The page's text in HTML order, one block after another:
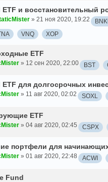
ETF и восстановительный
» 21 ноя 2020, 19:22
VNQ XOP
ETF
» 12 сен 2020, 22:00 BST
ETF для долгосрочных
» 11 авг 2020, 02:02 SOXL
ETF
» 04 авг 2020, 02:45 CSPX
портфели для
» 01 авг 2020, 22:48 ACWI
Fund